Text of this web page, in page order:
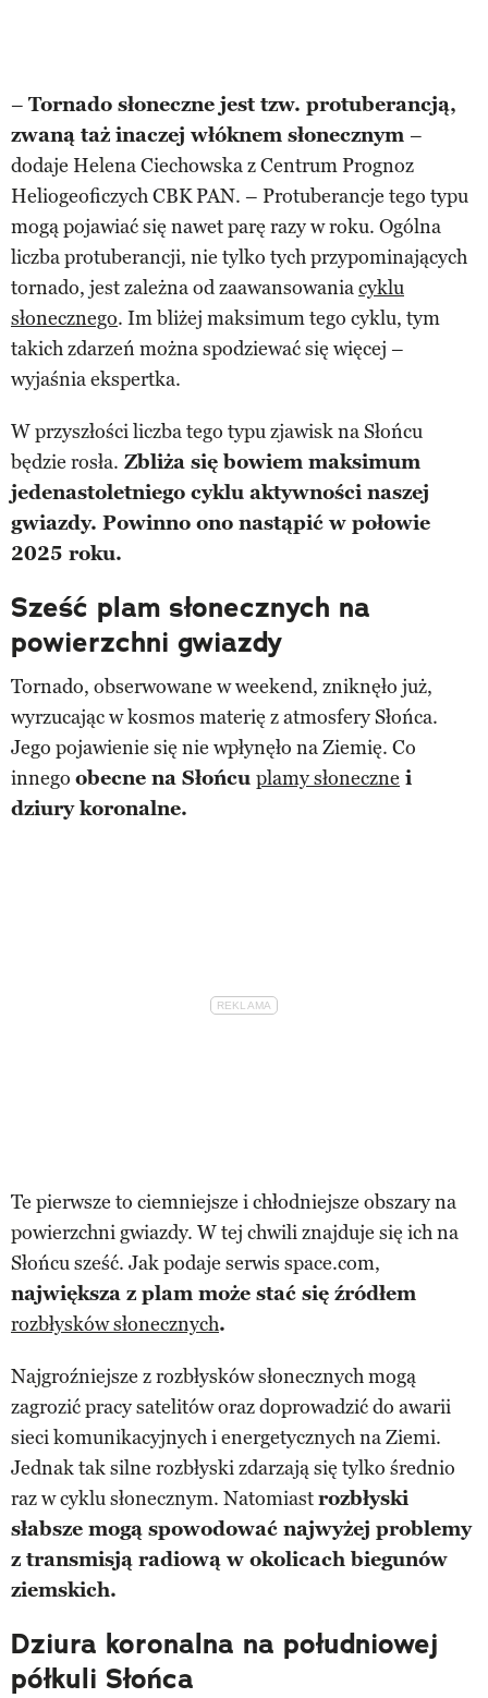
– Tornado słoneczne jest tzw. protuberancją,
zwaną taż inaczej włóknem słonecznym –
dodaje Helena Ciechowska z Centrum Prognoz
Heliogeoficzych CBK PAN. – Protuberancje tego typu
mogą pojawiać się nawet parę razy w roku. Ogólna
liczba protuberancji, nie tylko tych przypominających
tornado, jest zależna od zaawansowaniacyklu
słonecznego. Im bliżej maksimum tego cyklu, tym
takich zdarzeń można spodziewać się więcej –
wyjaśnia ekspertka.
W przyszłości liczba tego typu zjawisk na Słońcu
będzie rosła. Zbliża się bowiem maksimum
jedenastoletniego cyklu aktywności naszej
gwiazdy. Powinno ono nastąpić w połowie
2025 roku.
Sześć plam słonecznych na
powierzchni gwiazdy
Tornado, obserwowane w weekend, zniknęło już,
wyrzucając w kosmos materię z atmosfery Słońca.
Jego pojawienie się nie wpłynęło na Ziemię. Co
innego obecne na Słońcu plamy słoneczne i
dziury koronalne.
Te pierwsze to ciemniejsze i chłodniejsze obszary na
powierzchni gwiazdy. W tej chwili znajduje się ich na
Słońcu sześć. Jak podaje serwis space.com,
największa z plam może stać się źródłem
rozbłysków słonecznych.
Najgroźniejsze z rozbłysków słonecznych mogą
zagrozić pracy satelitów oraz doprowadzić do awarii
sieci komunikacyjnych i energetycznych na Ziemi.
Jednak tak silne rozbłyski zdarzają się tylko średnio
raz w cyklu słonecznym. Natomiastrozbłyski
słabsze mogą spowodować najwyżej problemy
z transmisją radiową w okolicach biegunów
ziemskich.
Dziura koronalna na południowej
półkuli Słońca